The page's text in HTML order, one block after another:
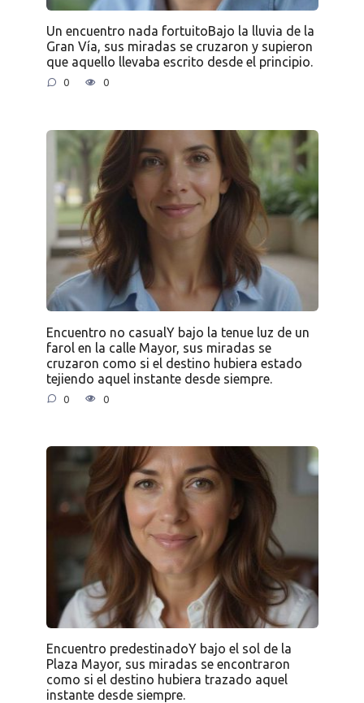
Un encuentro nada fortuitoBajo la lluvia de la
Gran Vía, sus miradas se cruzaron y supieron
que aquello llevaba escrito desde el principio.
0 0
Encuentro no casualY bajo la tenue luz de un
farol en la calle Mayor, sus miradas se
cruzaron como si el destino hubiera estado
tejiendo aquel instante desde siempre.
0 0
Encuentro predestinadoY bajo el sol de la
Plaza Mayor, sus miradas se encontraron
como si el destino hubiera trazado aquel
instante desde siempre.